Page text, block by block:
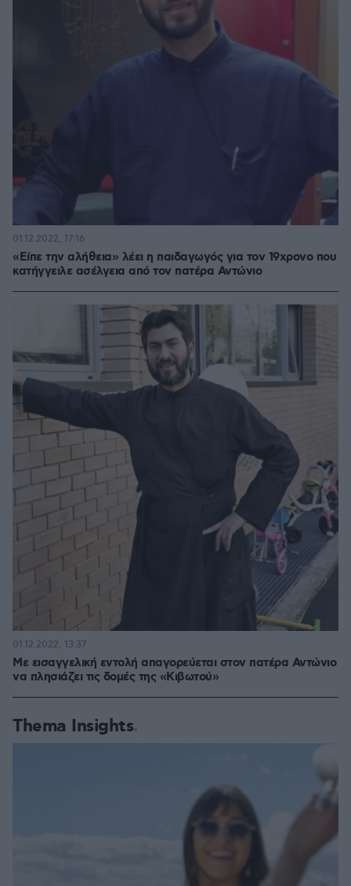
«Είπε την αλήθεια» λέει η παιδαγωγός για τον 19χρονο που
κατήγγειλε ασέλγεια από τον πατέρα Αντώνιο
01.12.2022, 17:16
Με εισαγγελική εντολή απαγορεύεται στον πατέρα Αντώνιο
να πλησιάζει τις δομές της «Κιβωτού»
01.12.2022, 13:37
Thema Insights